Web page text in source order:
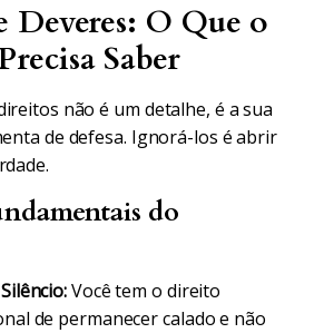
Deveres: O Que o
Saber
não é um detalhe, é a sua
de defesa. Ignorá-los é abrir
do
Você tem o direito
de permanecer calado e não